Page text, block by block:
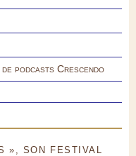
podcasts Crescendo
», SON FESTIVAL